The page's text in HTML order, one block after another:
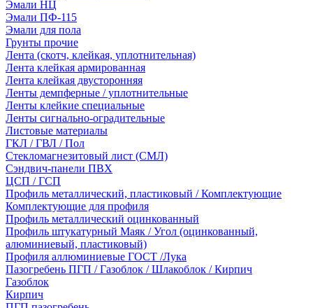
Эмали НЦ
Эмали ПФ-115
Эмали для пола
Грунты прочие
Лента (скотч, клейкая, уплотнительная)
Лента клейкая армированная
Лента клейкая двусторонняя
Ленты демпферные / уплотнительные
Ленты клейкие специальные
Ленты сигнально-оградительные
Листовые материалы
ГКЛ / ГВЛ / Пол
Стекломагнезитовый лист (СМЛ)
Сэндвич-панели ПВХ
ЦСП / ГСП
Профиль металлический, пластиковый / Комплектующие
Комплектующие для профиля
Профиль металлический оцинкованный
Профиль штукатурный Маяк / Угол (оцинкованный,
алюминиевый, пластиковый)
Профиля аллюминиевые ГОСТ /Лука
Пазогребень ПГП / Газоблок / Шлакоблок / Кирпич
Газоблок
Кирпич